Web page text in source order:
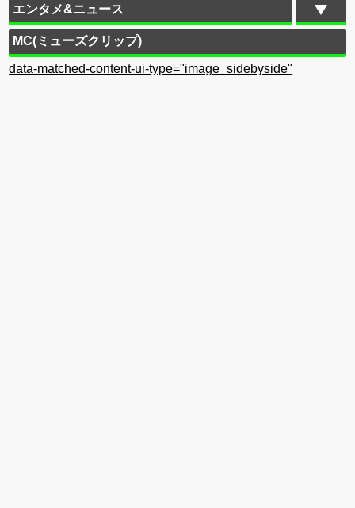
エンタメ&ニュース
MC(ミューズクリップ)
data-matched-content-ui-type="image_sidebyside"